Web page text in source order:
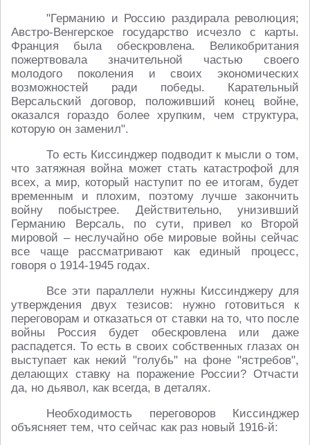
"Германию и Россию раздирала революция;
Австро-Венгерское государство исчезло с карты.
Франция была обескровлена. Великобритания
пожертвовала значительной частью своего
молодого поколения и своих экономических
возможностей ради победы. Карательный
Версальский договор, положивший конец войне,
оказался гораздо более хрупким, чем структура,
которую он заменил".
То есть Киссинджер подводит к мысли о том,
что затяжная война может стать катастрофой для
всех, а мир, который наступит по ее итогам, будет
временным и плохим, поэтому лучше закончить
войну побыстрее. Действительно, унизивший
Германию Версаль, по сути, привел ко Второй
мировой – неслучайно обе мировые войны сейчас
все чаще рассматривают как единый процесс,
говоря о 1914-1945 годах.
Все эти параллели нужны Киссинджеру для
утверждения двух тезисов: нужно готовиться к
переговорам и отказаться от ставки на то, что после
войны Россия будет обескровлена или даже
распадется. То есть в своих собственных глазах он
выступает как некий "голубь" на фоне "ястребов",
делающих ставку на поражение России? Отчасти
да, но дьявол, как всегда, в деталях.
Необходимость переговоров Киссинджер
объясняет тем, что сейчас как раз новый 1916-й: